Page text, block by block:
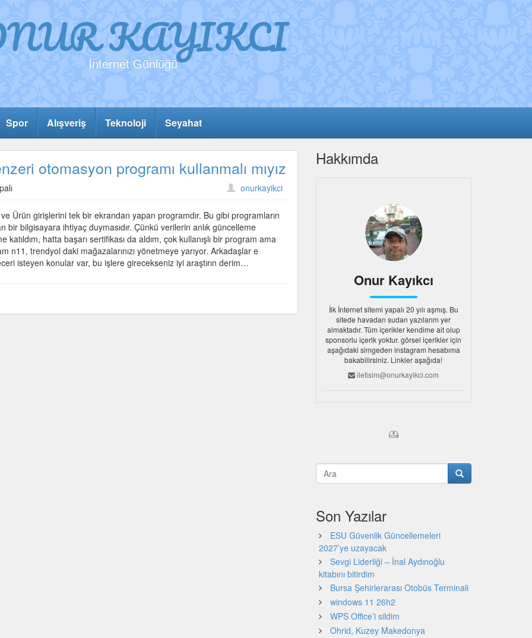
KAYIKCI
İnternet Günlüğü
Spor Alışveriş Teknoloji Seyahat
otomasyon programı kullanmalı mıyız
onurkayikci
Ürün girişlerini tek bir ekrandan yapan programdır. Bu gibi programların
bir bilgisayara ihtiyaç duymasıdır. Çünkü verilerin anlık güncelleme
hatta başarı sertifikası da aldım, çok kullanışlı bir program ama
n11, trendyol daki mağazalarınızı yönetmeye yarıyor. Arkadaşlar e
isteyen konular var, bu işlere girecekseniz iyi araştırın derim…
Hakkımda
Onur Kayıkcı
İlk İnternet sitemi yapalı 20 yılı aşmış. Bu
sitede havadan sudan yazılarım yer
almaktadır. Tüm içerikler kendime ait olup
sponsorlu içerik yoktur. görsel içerikler için
aşağıdaki simgeden instagram hesabıma
bakabilirsiniz. Linkler aşağıda!
iletisim@onurkayikci.com
Son Yazılar
ESU Güvenlik Güncellemeleri
2027’ye uzayacak
Sevgi Liderliği – İnal Aydınoğlu
kitabını bitirdim
Bursa Şehirlerarası Otobüs Terminali
windows 11 26h2
WPS Office’i sildim
Ohrid, Kuzey Makedonya